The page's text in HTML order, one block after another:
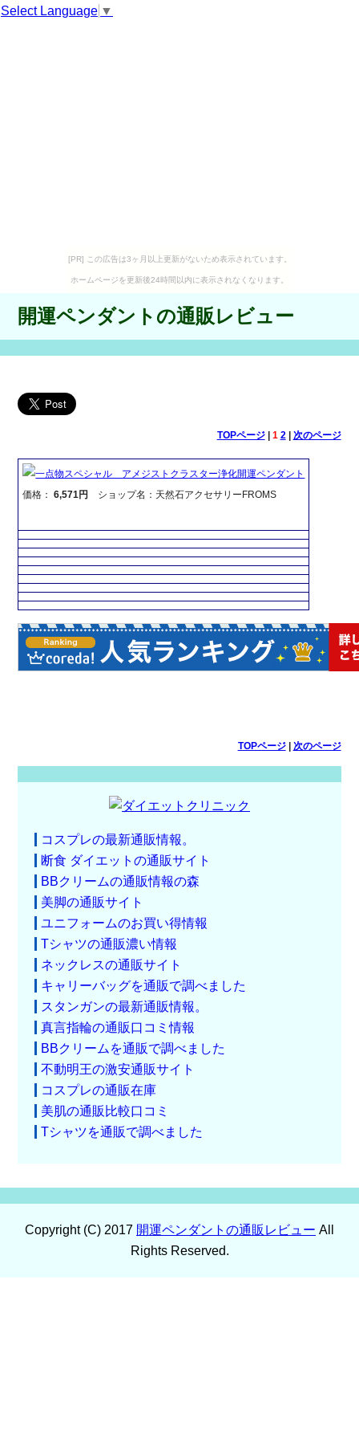
Select Language ▼
[PR] この広告は3ヶ月以上更新がないため表示されています。
ホームページを更新後24時間以内に表示されなくなります。
開運ペンダントの通販レビュー
TOPページ| 1 2| 次のページ
一点物スペシャル アメジストクラスター浄化開運ペンダント
価格：6,571円 ショップ名：天然石アクセサリーFROMS
TOPページ| 次のページ
コスプレの最新通販情報。
断食 ダイエットの通販サイト
BBクリームの通販情報の森
美脚の通販サイト
ユニフォームのお買い得情報
Tシャツの通販濃い情報
ネックレスの通販サイト
キャリーバッグを通販で調べました
スタンガンの最新通販情報。
真言指輪の通販口コミ情報
BBクリームを通販で調べました
不動明王の激安通販サイト
コスプレの通販在庫
美肌の通販比較口コミ
Tシャツを通販で調べました
Copyright (C) 2017 開運ペンダントの通販レビュー All
Rights Reserved.